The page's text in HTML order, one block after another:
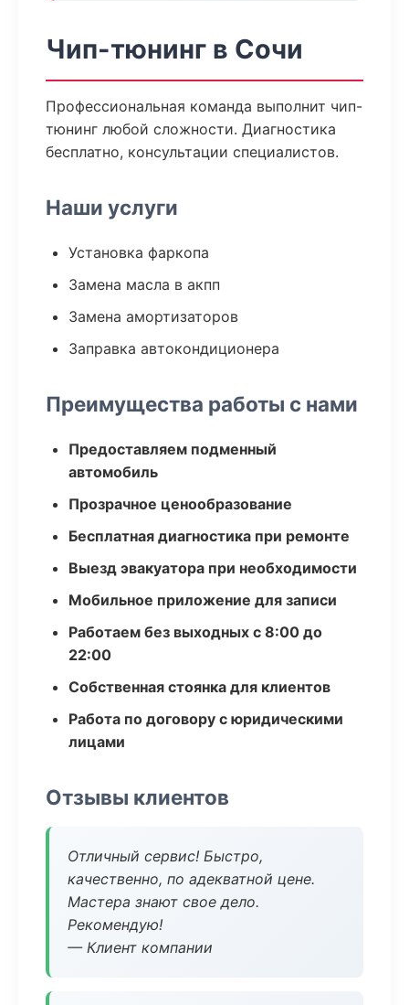
Чип-тюнинг в Сочи
Профессиональная команда выполнит чип-
тюнинг любой сложности. Диагностика
бесплатно, консультации специалистов.
Наши услуги
Установка фаркопа
Замена масла в акпп
Замена амортизаторов
Заправка автокондиционера
Преимущества работы с нами
Предоставляем подменный
автомобиль
Прозрачное ценообразование
Бесплатная диагностика при ремонте
Выезд эвакуатора при необходимости
Мобильное приложение для записи
Работаем без выходных с 8:00 до
22:00
Собственная стоянка для клиентов
Работа по договору с юридическими
лицами
Отзывы клиентов
Отличный сервис! Быстро,
качественно, по адекватной цене.
Мастера знают свое дело.
Рекомендую!
— Клиент компании